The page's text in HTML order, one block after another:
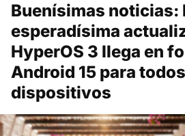
Buenísimas noticias:
esperadísima
HyperOS 3 llega en
Android 15 para
dispositivos